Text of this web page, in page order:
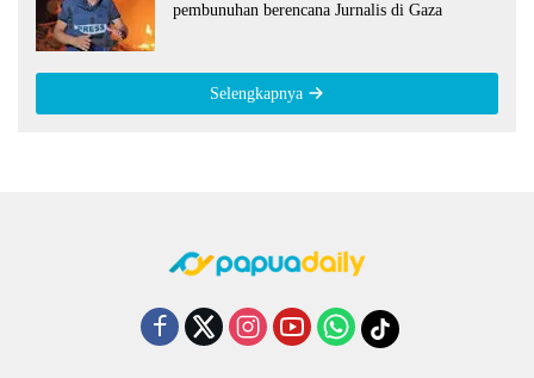
pembunuhan berencana Jurnalis di Gaza
Selengkapnya